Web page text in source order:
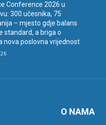
Conference 2026 u
300 učesnika, 75
– mjesto gdje balans
standard, a briga o
nova poslovna vrijednost
O NAMA